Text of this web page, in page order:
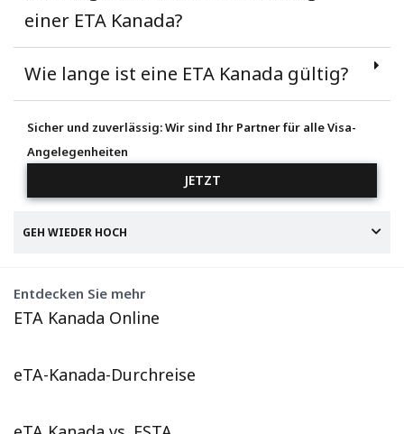
einer ETA Kanada?
Wie lange ist eine ETA Kanada gültig?
Sicher und zuverlässig: Wir sind Ihr Partner für alle Visa-
Angelegenheiten
JETZT
GEH WIEDER HOCH
Entdecken Sie mehr
ETA Kanada Online
eTA-Kanada-Durchreise